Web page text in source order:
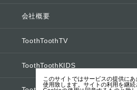
会社概要
ToothToothTV
ToothToothKIDS
このサイトではサービスの提供に
使用致します。サイトの利用を継